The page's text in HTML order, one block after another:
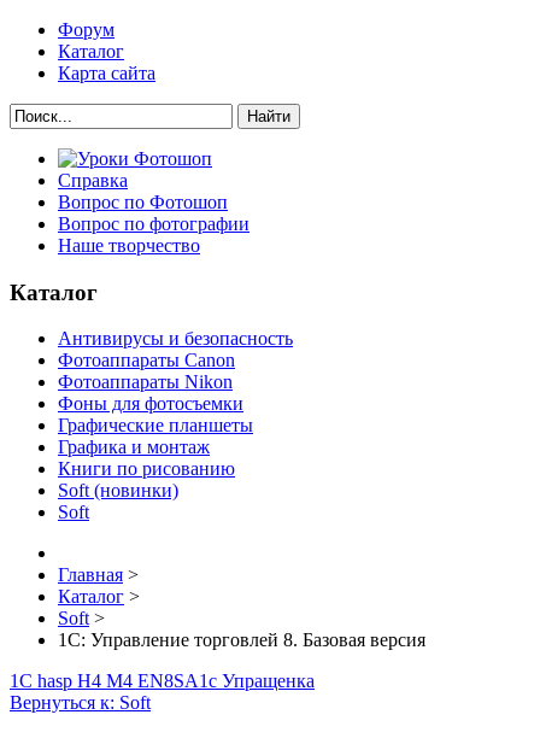
Форум
Каталог
Карта сайта
Найти
Справка
Вопрос по Фотошоп
Вопрос по фотографии
Наше творчество
Каталог
Антивирусы и безопасность
Фотоаппараты Canon
Фотоаппараты Nikon
Фоны для фотосъемки
Графические планшеты
Графика и монтаж
Книги по рисованию
Soft (новинки)
Soft
Главная >
Каталог >
Soft >
1С: Управление торговлей 8. Базовая версия
1С hasp H4 M4 EN8SA1с Упращенка
Вернуться к: Soft